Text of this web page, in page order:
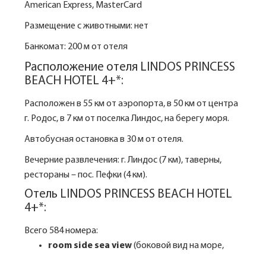
American Express, MasterCard
Размещение с животными: нет
Банкомат: 200 м от отеля
Расположение отеля LINDOS PRINCESS
BEACH HOTEL 4+*:
Расположен в 55 км от аэропорта, в 50 км от центра
г. Родос, в 7 км от поселка Линдос, на берегу моря.
Автобусная остановка в 30 м от отеля.
Вечерние развлечения: г. Линдос (7 км), таверны,
рестораны – пос. Пефки (4 км).
Отель LINDOS PRINCESS BEACH HOTEL
4+*:
Всего 584 номера:
room side sea view(боковой вид на море,